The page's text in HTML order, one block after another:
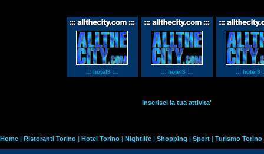
::: hotel3 ::: ::: hotel3 ::: ::: hotel3
Inserisci la tua attivita'
Home | Ristoranti Torino | Hotel Torino | Nightlife | Shopping | Sport | Turismo Torino